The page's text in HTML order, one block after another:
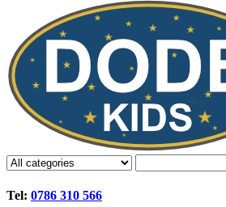
Tel: 0786 310 566